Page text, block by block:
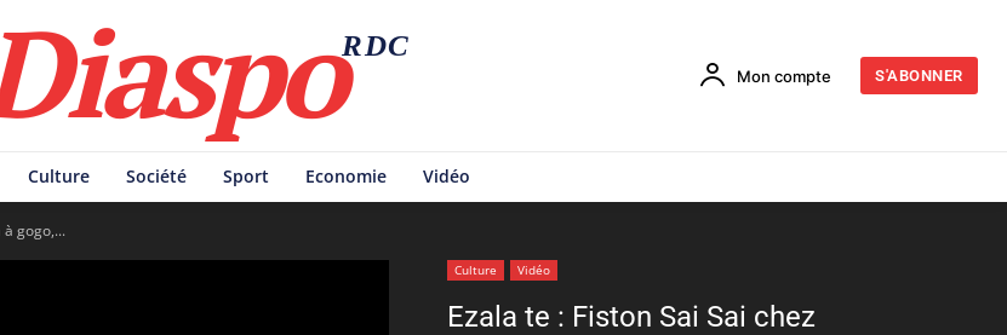
RDC
Mon compte S'ABONNER
Culture Société Sport Economie Vidéo
à gogo,...
Culture Vidéo
Ezala te : Fiston Sai Sai chez